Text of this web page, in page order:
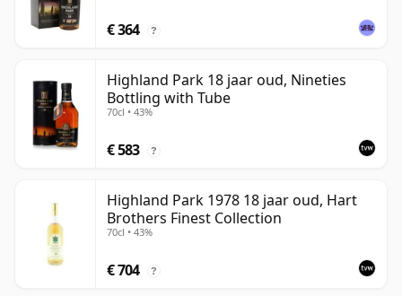
€ 364 ?
Highland Park 18 jaar oud, Nineties
Bottling with Tube
70cl • 43%
€ 583 ?
Highland Park 1978 18 jaar oud, Hart
Brothers Finest Collection
70cl • 43%
€ 704 ?